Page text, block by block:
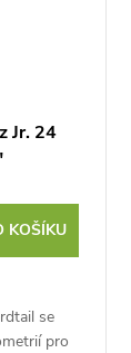
Jr. 24
KOŠÍKU
se
pro